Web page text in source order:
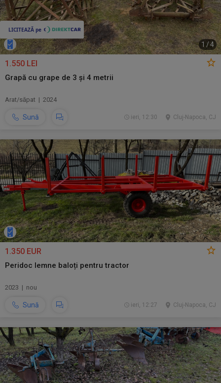
1 /4
1.550 LEI
Grapă cu grape de 3 și 4 metrii
Arat/săpat | 2024
Sună Cluj-Napoca, CJ
ieri, 12:30
1.350 EUR
Peridoc lemne baloți pentru tractor
2023 | nou
Sună Cluj-Napoca, CJ
ieri, 12:27